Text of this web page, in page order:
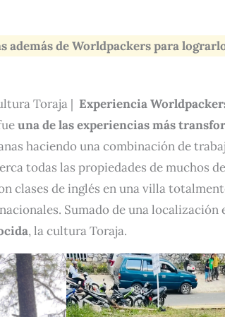
además de Worldpackers para
Toraja | Experiencia
una de las experiencias más
haciendo una combinación de
todas las propiedades de muchos
clases de inglés en una villa
Sumado de una
, la cultura Toraja.